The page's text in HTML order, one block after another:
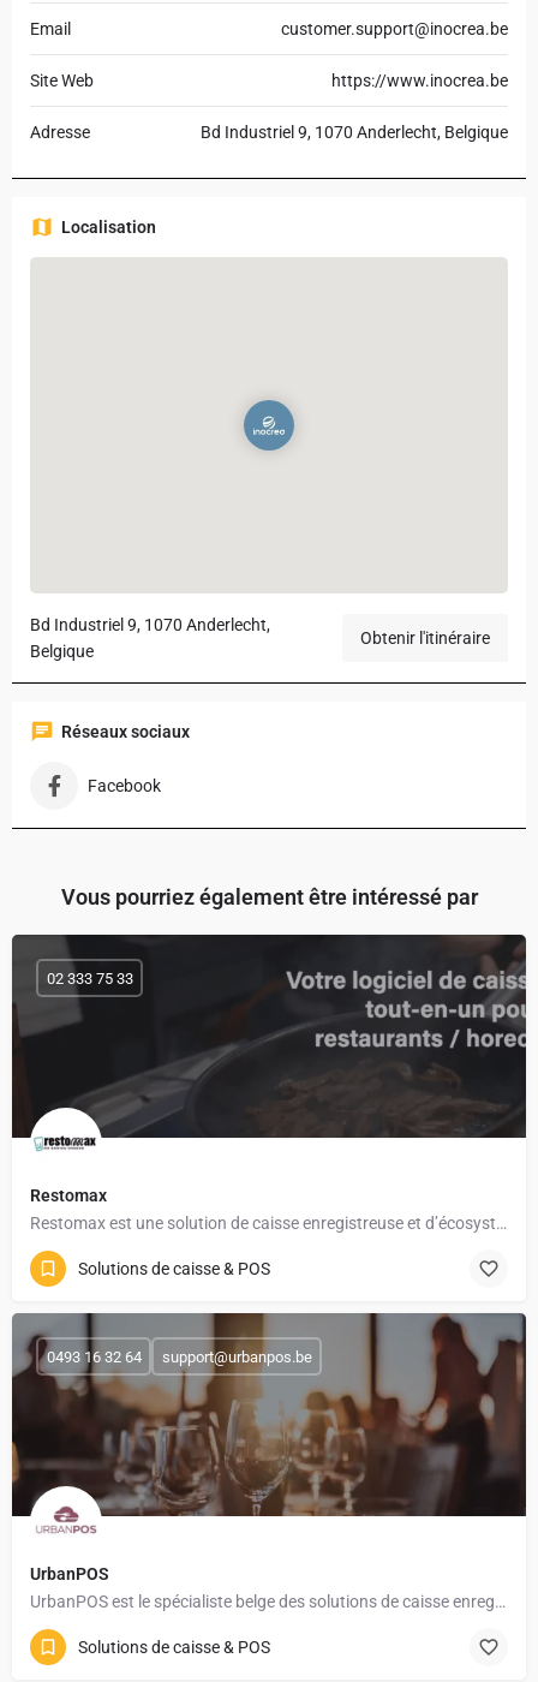
Email customer.support@inocrea.be
Site Web https://www.inocrea.be
Adresse Bd Industriel 9, 1070 Anderlecht, Belgique
Localisation
Bd Industriel 9, 1070 Anderlecht,
Belgique
Obtenir l'itinéraire
Réseaux sociaux
Facebook
Vous pourriez également être intéressé par
Restomax
Restomax est une solution de caisse enregistreuse et d’écosystème de gestion tout-en-un spécialement conçue…
02 333 75 33
Solutions de caisse & POS
UrbanPOS
UrbanPOS est le spécialiste belge des solutions de caisse enregistreuse et de gestion pour les commerces,…
0493 16 32 64 support@urbanpos.be
Solutions de caisse & POS